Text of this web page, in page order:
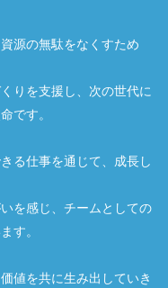
源の無駄をなくすため
りを支援し、次の世代に
です。
る仕事を通じて、成長し
を感じ、チームとしての
す。
値を共に生み出していき